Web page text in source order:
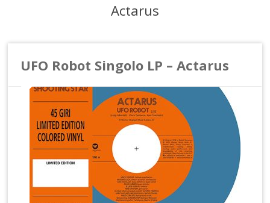
Actarus
UFO Robot Singolo LP – Actarus